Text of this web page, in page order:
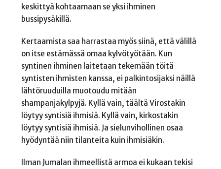
keskittyä kohtaamaan se yksi ihminen
bussipysäkillä.
Kertaamista saa harrastaa myös siinä, että välillä
on itse estämässä omaa kylvötyötään. Kun
syntinen ihminen laitetaan tekemään töitä
syntisten ihmisten kanssa, ei palkintosijaksi näillä
lähtöruuduilla muotoudu mitään
shampanjakylpyjä. Kyllä vain, täältä Virostakin
löytyy syntisiä ihmisiä. Kyllä vain, kirkostakin
löytyy syntisiä ihmisiä. Ja sielunvihollinen osaa
hyödyntää niin tilanteita kuin ihmisiäkin.
Ilman Jumalan ihmeellistä armoa ei kukaan tekisi